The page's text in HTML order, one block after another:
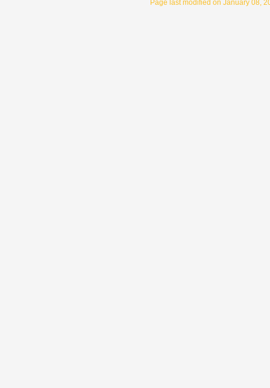
Page last modified on January 08,